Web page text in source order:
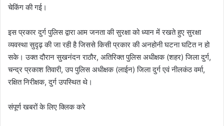
चेकिंग की गई।
इस प्रकार दुर्ग पुलिस द्वारा आम जनता की सुरक्षा को ध्यान में रखते हुए सुरक्षा
व्यवस्था सुदृढ़ की जा रही है जिससे किसी प्रकार की अनहोनी घटना घटित न हो
सके। उक्त दौरान सुखनंदन राठौर, अतिरिक्त पुलिस अधीक्षक (शहर) जिला दुर्ग,
चन्द्र प्रकाश तिवारी, उप पुलिस अधीक्षक (लाईन) जिला दुर्ग एवं नीलकंठ वर्मा,
रक्षित निरीक्षक, दुर्ग उपस्थित थे।
संपूर्ण खबरों के लिए क्लिक करे